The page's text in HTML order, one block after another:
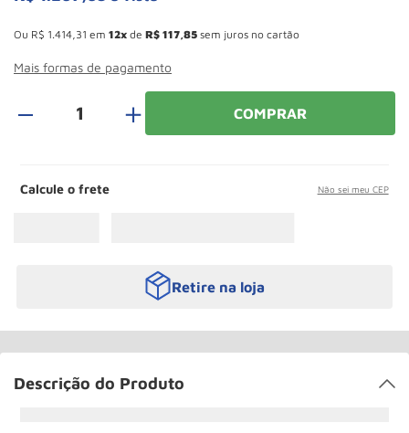
Ou R$ 1.414 31 em 12 de R$ 117 85 sem juros no cartão
Mais formas de pagamento
＋ COMPRAR
Calcule o frete Não sei meu CEP
Retire na loja
Descrição do Produto